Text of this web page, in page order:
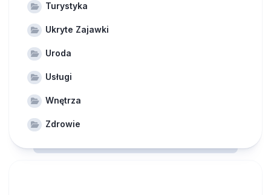
Turystyka
Ukryte Zajawki
Uroda
Usługi
Wnętrza
Zdrowie